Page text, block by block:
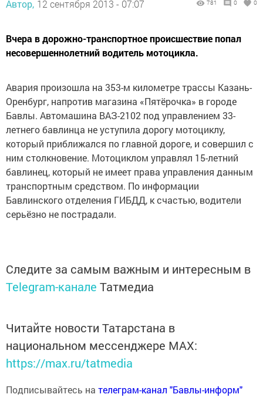
Автор, 12 сентября 2013 - 07:07 781 0 0
Вчера в дорожно-транспортное происшествие попал
несовершеннолетний водитель мотоцикла.
Авария произошла на 353-м километре трассы Казань-
Оренбург, напротив магазина «Пятёрочка» в городе
Бавлы. Автомашина ВАЗ-2102 под управлением 33-
летнего бавлинца не уступила дорогу мотоциклу,
который приближался по главной дороге, и совершил с
ним столкновение. Мотоциклом управлял 15-летний
бавлинец, который не имеет права управления данным
транспортным средством. По информации
Бавлинского отделения ГИБДД, к счастью, водители
серьёзно не пострадали.
Следите за самым важным и интересным в
Telegram-канале Татмедиа
Читайте новости Татарстана в
национальном мессенджере MАХ:
https://max.ru/tatmedia
Подписывайтесь на телеграм-канал "Бавлы-информ"